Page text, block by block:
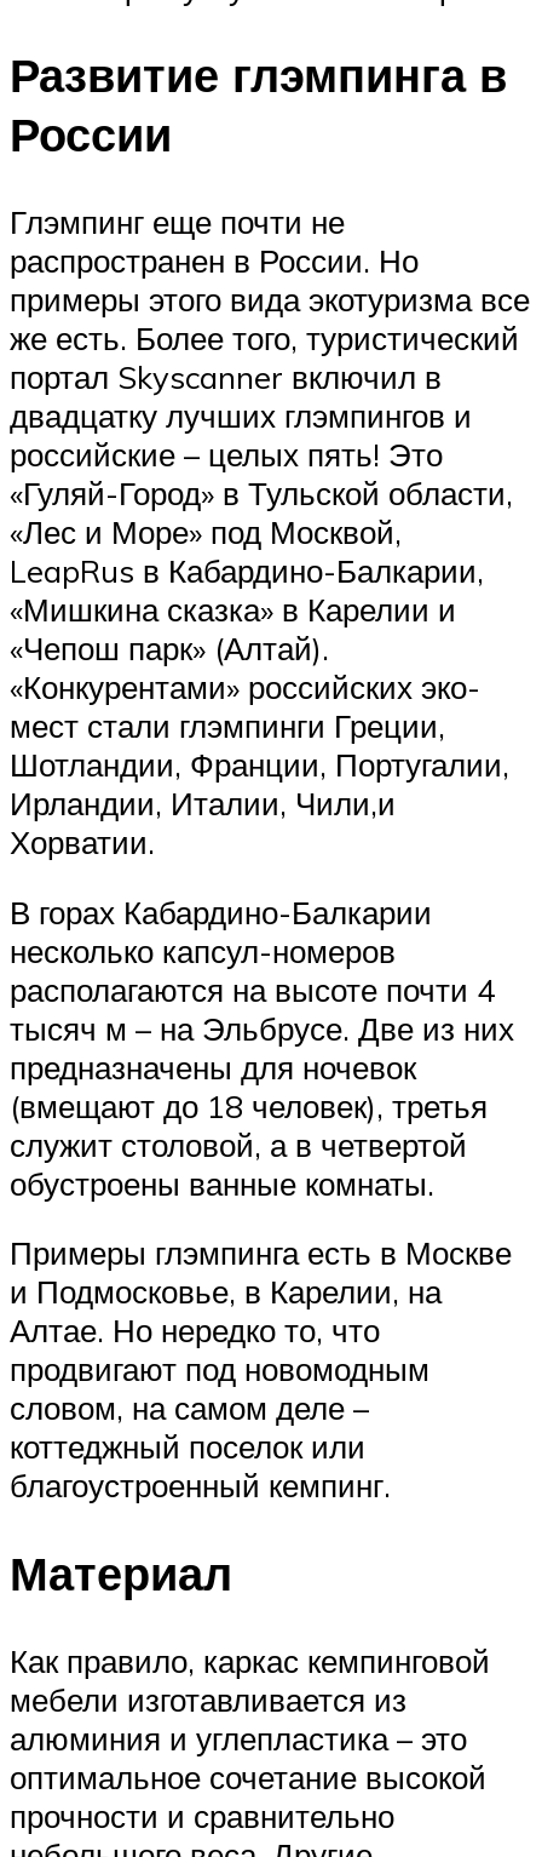
Развитие глэмпинга в
России
Глэмпинг еще почти не
распространен в России. Но
примеры этого вида экотуризма все
же есть. Более того, туристический
портал Skyscanner включил в
двадцатку лучших глэмпингов и
российские – целых пять! Это
«Гуляй-Город» в Тульской области,
«Лес и Море» под Москвой,
LeapRus в Кабардино-Балкарии,
«Мишкина сказка» в Карелии и
«Чепош парк» (Алтай).
«Конкурентами» российских эко-
мест стали глэмпинги Греции,
Шотландии, Франции, Португалии,
Ирландии, Италии, Чили,и
Хорватии.
В горах Кабардино-Балкарии
несколько капсул-номеров
располагаются на высоте почти 4
тысяч м – на Эльбрусе. Две из них
предназначены для ночевок
(вмещают до 18 человек), третья
служит столовой, а в четвертой
обустроены ванные комнаты.
Примеры глэмпинга есть в Москве
и Подмосковье, в Карелии, на
Алтае. Но нередко то, что
продвигают под новомодным
словом, на самом деле –
коттеджный поселок или
благоустроенный кемпинг.
Материал
Как правило, каркас кемпинговой
мебели изготавливается из
алюминия и углепластика – это
оптимальное сочетание высокой
прочности и сравнительно